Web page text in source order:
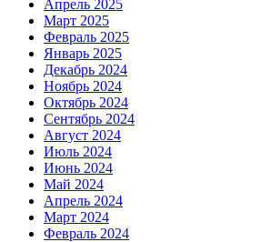
Апрель 2025
Март 2025
Февраль 2025
Январь 2025
Декабрь 2024
Ноябрь 2024
Октябрь 2024
Сентябрь 2024
Август 2024
Июль 2024
Июнь 2024
Май 2024
Апрель 2024
Март 2024
Февраль 2024